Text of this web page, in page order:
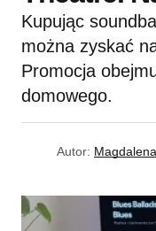
Kupując
można zyskać
Promocja
domowego.
Autor: